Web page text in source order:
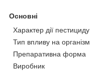
Основні
Характер дії пестициду
Тип впливу на організм
Препаративна форма
Виробник